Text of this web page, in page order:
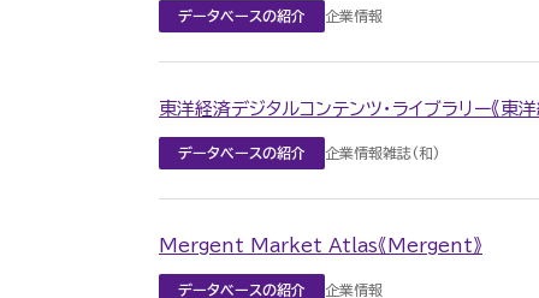
データベースの紹介 企業情報
東洋経済デジタルコンテンツ・ライブラリー《東
データベースの紹介 企業情報雑誌(和)
Mergent Market Atlas《Mergent》
データベースの紹介 企業情報